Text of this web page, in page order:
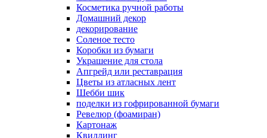
Косметика ручной работы
Домашний декор
декорирование
Соленое тесто
Коробки из бумаги
Украшение для стола
Апгрейд или реставрация
Цветы из атласных лент
Шебби шик
поделки из гофрированной бумаги
Ревелюр (фоамиран)
Картонаж
Квиллинг